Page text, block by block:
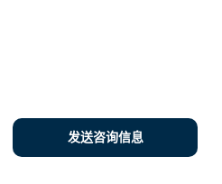
发送咨询信息